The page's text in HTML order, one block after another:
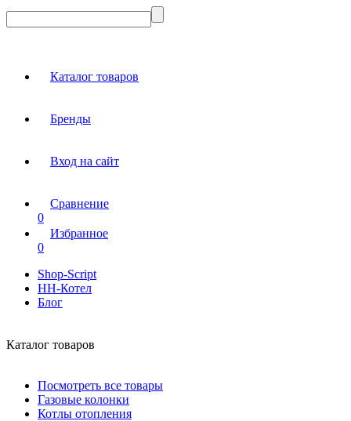
Каталог товаров
Бренды
Вход на сайт
Сравнение
0
Избранное
0
Shop-Script
НН-Котел
Блог
Каталог товаров
Посмотреть все товары
Газовые колонки
Котлы отопления